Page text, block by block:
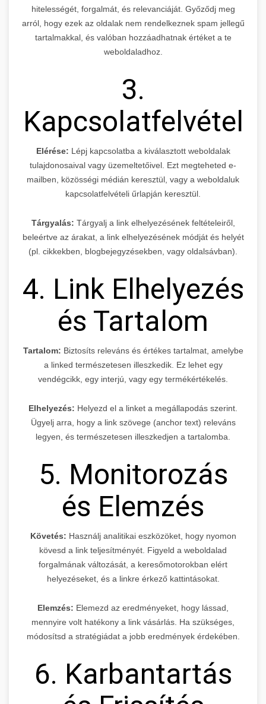
hitelességét, forgalmát, és relevanciáját. Győződj meg
arról, hogy ezek az oldalak nem rendelkeznek spam jellegű
tartalmakkal, és valóban hozzáadhatnak értéket a te
weboldaladhoz.
3.
Kapcsolatfelvétel
Elérése: Lépj kapcsolatba a kiválasztott weboldalak
tulajdonosaival vagy üzemeltetőivel. Ezt megteheted e-
mailben, közösségi médián keresztül, vagy a weboldaluk
kapcsolatfelvételi űrlapján keresztül.
Tárgyalás: Tárgyalj a link elhelyezésének feltételeiről,
beleértve az árakat, a link elhelyezésének módját és helyét
(pl. cikkekben, blogbejegyzésekben, vagy oldalsávban).
4. Link Elhelyezés
és Tartalom
Tartalom: Biztosíts releváns és értékes tartalmat, amelybe
a linked természetesen illeszkedik. Ez lehet egy
vendégcikk, egy interjú, vagy egy termékértékelés.
Elhelyezés: Helyezd el a linket a megállapodás szerint.
Ügyelj arra, hogy a link szövege (anchor text) releváns
legyen, és természetesen illeszkedjen a tartalomba.
5. Monitorozás
és Elemzés
Követés: Használj analitikai eszközöket, hogy nyomon
kövesd a link teljesítményét. Figyeld a weboldalad
forgalmának változását, a keresőmotorokban elért
helyezéseket, és a linkre érkező kattintásokat.
Elemzés: Elemezd az eredményeket, hogy lássad,
mennyire volt hatékony a link vásárlás. Ha szükséges,
módosítsd a stratégiádat a jobb eredmények érdekében.
6. Karbantartás